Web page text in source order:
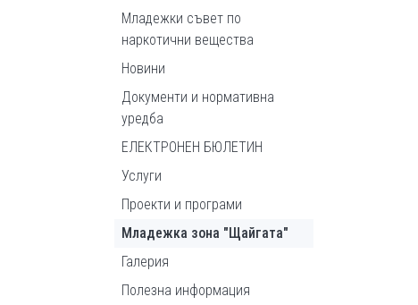
Младежки съвет по
наркотични вещества
Новини
Документи и нормативна
уредба
ЕЛЕКТРОНЕН БЮЛЕТИН
Услуги
Проекти и програми
Младежка зона "Щайгата"
Галерия
Полезна информация